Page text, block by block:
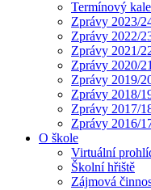
Termínový
Zprávy 2023/
Zprávy 2022/
Zprávy 2021/
Zprávy 2020/
Zprávy 2019/
Zprávy 2018/
Zprávy 2017/
Zprávy 2016/
O škole
Virtuální
Školní hřiště
Zájmová